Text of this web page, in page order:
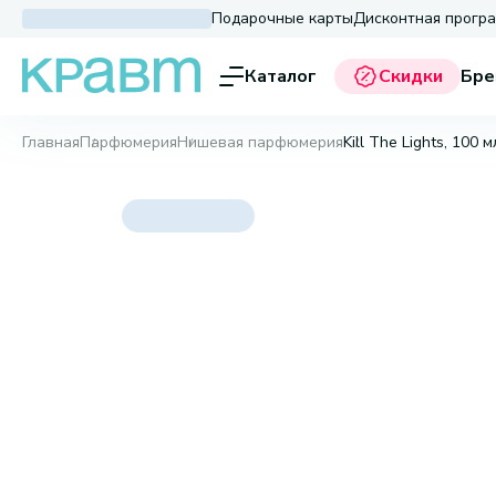
Подарочные картыДисконтная
Каталог Скидки
ГлавнаяПарфюмерияНишевая парфюмерияKill The Lights, 100